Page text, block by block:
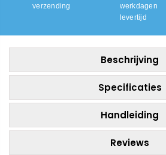
verzending
werkdagen
levertijd
Beschrijving
Specificaties
Handleiding
Reviews